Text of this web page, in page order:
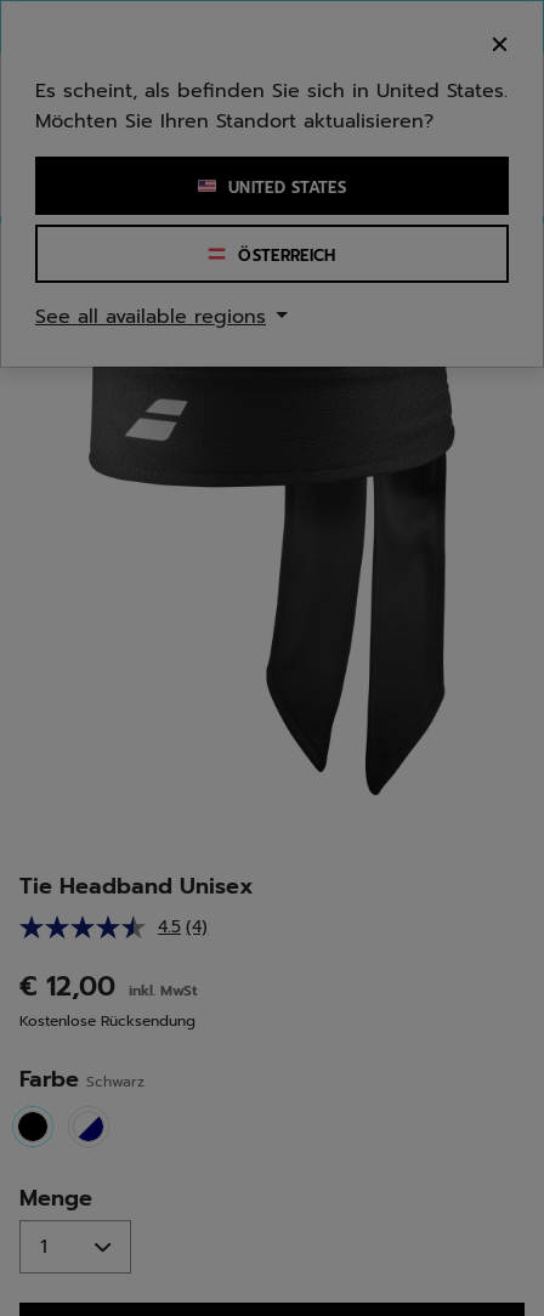
Stichwort oder Artikelnummer eingeben
Tie Headband Unisex
4.5 4
Link
auf
derselben
(4)
€ 12,00
inkl. MwSt
Kostenlose Rücksendung
Farbe Schwarz
selected
Menge
Es scheint, als befinden Sie sich in United States.
Möchten Sie Ihren Standort aktualisieren?
UNITED STATES
ÖSTERREICH
See all available regions